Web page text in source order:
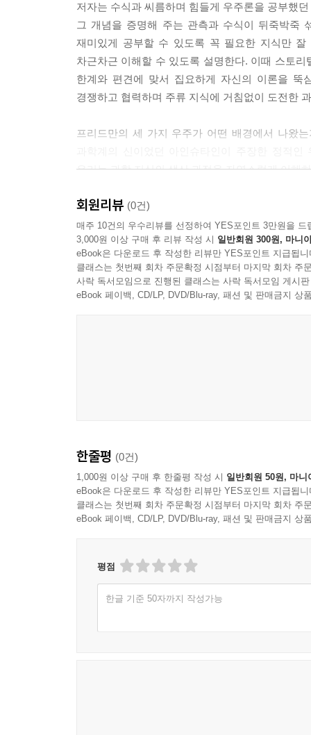
저자는 수식과 씨름하며 힘들게 우주론을 공부했
그 개념을 증명해 주는 관측과 수식이 뒤죽박죽
재미있게 공부할 수 있도록 꼭 필요한 지식만
차근차근 이해할 수 있도록 설명한다. 이때 스토
한계와 편견에 맞서 집요하게 자신의 이론을 뚝
경쟁하고 협력하며 주류 지식에 거침없이 도전한
프리드만의 세 가지 우주가 어떤 배경에서 나왔
우리는 과학 지식의 생산 과정을 자연스럽게 이해
3. 1세대부터 4세대까지 핵심만 쏙쏙
- 재치 있는 일러스트와 친절한 정보로 채우다
시험 때 반짝 공부하고 새까맣게 까먹을 지식이
그래서 주요 개념어를 선별하고 친절하게 풀어
발전 과정을 4세대로 나누어 차근차근 설명한
그래프도 입말로 풀어 이해도를 한층 높였다. 무
4. 과학 스토리텔러 이지유가 들려주는
흥미진진 우주 이야기
이 책은 청소년 과학책으로 가장 신뢰받는 저
모르거나 포기한 독자들이 과학과 쉽게 친해지도
학생들과 소통한 경험과 천문학자인 남편과 함
회원리뷰 (0건)
매주 10건의 우수리뷰를 선정하여 YES포인트 3만원을 드
3,000원 이상 구매 후 리뷰 작성 시 일반회원 300원, 마니
eBook은 다운로드 후 작성한 리뷰만 YES포인트 지급됩니
클래스는 첫번째 회차 주문확정 시점부터 마지막 회차 주
사락 독서모임으로 진행된 클래스는 사락 독서모임 게시
eBook 페이백, CD/LP, DVD/Blu-ray, 패션 및 판매금지 상
한줄평 (0건)
1,000원 이상 구매 후 한줄평 작성 시 일반회원 50원, 마니
eBook은 다운로드 후 작성한 리뷰만 YES포인트 지급됩니
클래스는 첫번째 회차 주문확정 시점부터 마지막 회차 주
eBook 페이백, CD/LP, DVD/Blu-ray, 패션 및 판매금지 상
평점
한글 기준 50자까지 작성가능